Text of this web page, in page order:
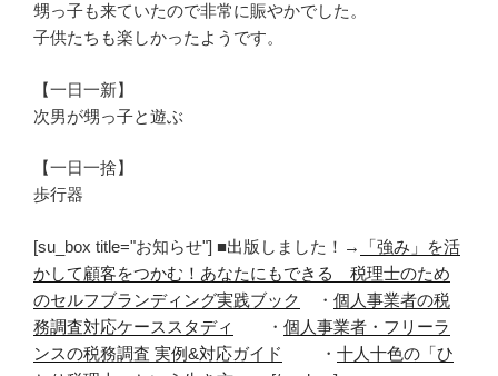
甥っ子も来ていたので非常に賑やかでした。
子供たちも楽しかったようです。
【一日一新】
次男が甥っ子と遊ぶ
【一日一捨】
歩行器
[su_box title="お知らせ"] ■出版しました！→
「強み」を活
かして顧客をつかむ！あなたにもできる 税理士のため
のセルフブランディング実践ブック
・ 個人事業者の税
務調査対応ケーススタディ
・ 個人事業者・フリーラ
ンスの税務調査 実例&対応ガイド
・ 十人十色の「ひ